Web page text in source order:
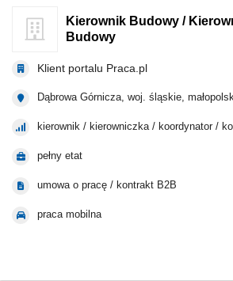
Kierownik Budowy /
Budowy
Klient portalu Praca.pl
Dąbrowa Górnicza, woj. śląskie,
kierownik / kierowniczka / koordynator /
pełny etat
umowa o pracę / kontrakt B2B
praca mobilna